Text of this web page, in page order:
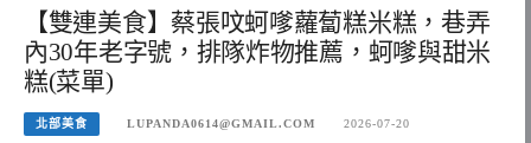
【雙連美食】蔡張呅蚵嗲蘿蔔糕米糕，巷弄
內30年老字號，排隊炸物推薦，蚵嗲與甜米
糕(菜單)
北部美食 LUPANDA0614@GMAIL.COM 2026-07-20